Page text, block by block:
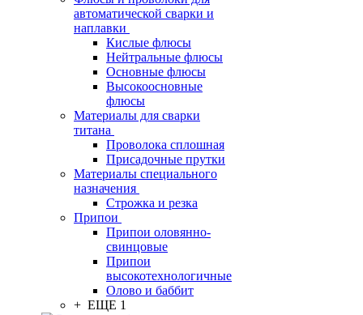
автоматической сварки и
наплавки
Кислые флюсы
Нейтральные флюсы
Основные флюсы
Высокоосновные
флюсы
Материалы для сварки
титана
Проволока сплошная
Присадочные прутки
Материалы специального
назначения
Строжка и резка
Припои
Припои оловянно-
свинцовые
Припои
высокотехнологичные
Олово и баббит
+ ЕЩЕ 1